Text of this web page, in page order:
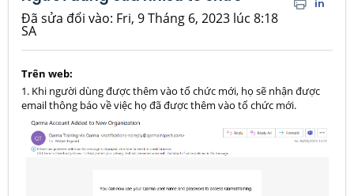
in
Đã sửa đổi vào: Fri, 9 Tháng 6, 2023 lúc 8:18
SA
Trên web:
1. Khi người dùng được thêm vào tổ chức mới, họ sẽ nhận được
email thông báo về việc họ đã được thêm vào tổ chức mới.